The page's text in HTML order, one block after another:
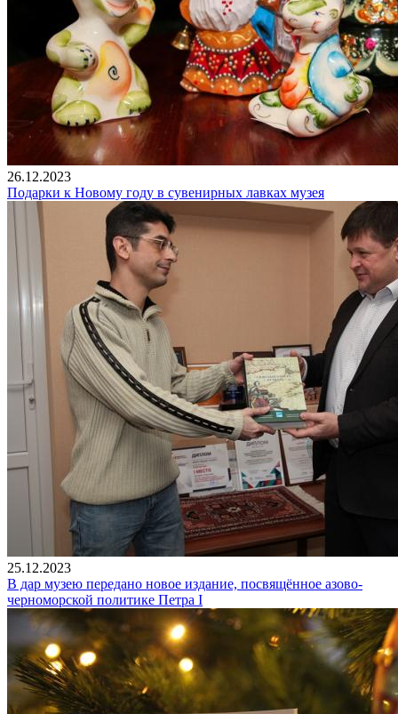
26.12.2023
Подарки к Новому году в сувенирных лавках музея
25.12.2023
В дар музею передано новое издание, посвящённое азово-
черноморской политике Петра I